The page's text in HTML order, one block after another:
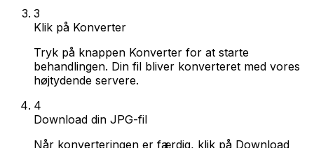
3
Klik på Konverter
Tryk på knappen Konverter for at starte
behandlingen. Din fil bliver konverteret med vores
højtydende servere.
4
Download din JPG-fil
Når konverteringen er færdig, klik på Download